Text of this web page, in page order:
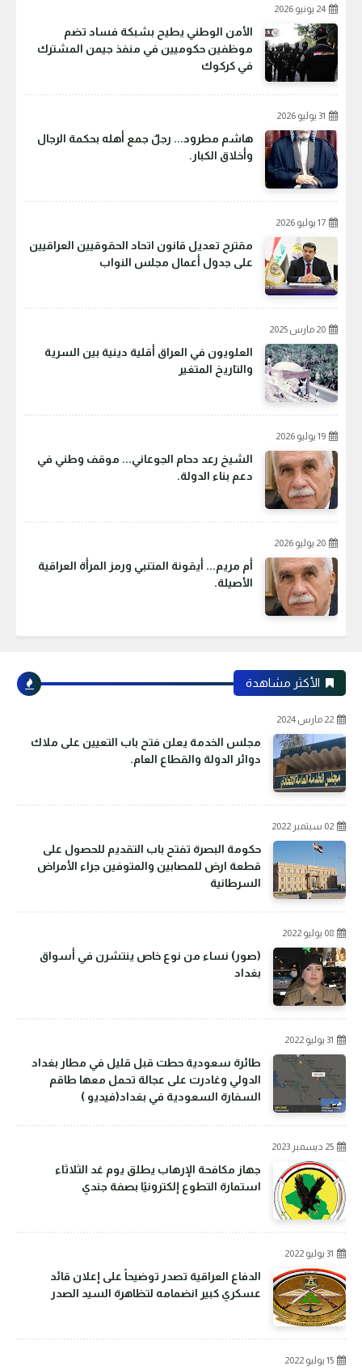
24 يونيو 2026
الأمن الوطني يطيح بشبكة فساد تضم
موظفين حكوميين في منفذ جيمن المشترك
في كركوك
31 يوليو 2026
هاشم مطرود... رجلٌ جمع أهله بحكمة الرجال
وأخلاق الكبار.
17 يوليو 2026
مقترح تعديل قانون اتحاد الحقوقيين العراقيين
على جدول أعمال مجلس النواب
20 مارس 2025
العلويون في العراق أقلية دينية بين السرية
والتاريخ المتغير
19 يوليو 2026
الشيخ رعد دحام الجوعاني... موقف وطني في
دعم بناء الدولة.
20 يوليو 2026
أم مريم... أيقونة المتنبي ورمز المرأة العراقية
الأصيلة.
الأكثر مشاهدة
22 مارس 2024
مجلس الخدمة يعلن فتح باب التعيين على ملاك
دوائر الدولة والقطاع العام.
02 سبتمبر 2022
حكومة البصرة تفتح باب التقديم للحصول على
قطعة ارض للمصابين والمتوفين جراء الأمراض
السرطانية
08 يوليو 2022
(صور) نساء من نوع خاص ينتشرن في أسواق
بغداد
31 يوليو 2022
طائرة سعودية حطت قبل قليل في مطار بغداد
الدولي وغادرت على عجالة تحمل معها طاقم
السفارة السعودية في بغداد(فيديو )
25 ديسمبر 2023
جهاز مكافحة الإرهاب يطلق يوم غد الثلاثاء
استمارة التطوع إلكترونيًا بصفة جندي
31 يوليو 2022
الدفاع العراقية تصدر توضيحاً على إعلان قائد
عسكري كبير انضمامه لتظاهرة السيد الصدر
15 يوليو 2022